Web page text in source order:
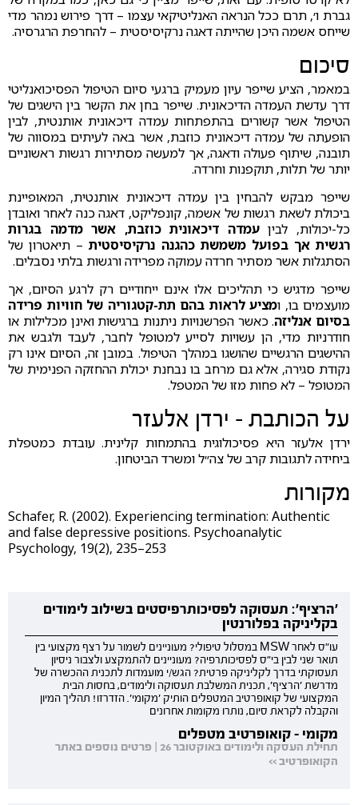
גברת ו׳, תרם ככל הנראה האנליטיקאי עצמו – דרך פירוש נמהר מדי
שייחס אשמה היכן שהייתה דאגה נרקיסיסטית – להחרפת הרגרסיה.
סיכום
במאמר, הציע שייפר עיון מעמיק ברגעי סיום הטיפול הפסיכואנליטי
דרך עדשת העמדה הדיכאונית. שייפר בחן את הקשר בין הישגים של
הטיפול אשר קשורים בהתפתחות עמדה דיכאונית אותנטית, לבין
הופעתה של עמדה דיכאונית כוזבת, אשר באה לעיתים במסווה של
תובנה, שיתוף פעולה ודאגה, אך למעשה מסתירות רגשות ראשוניים
יותר של תלות, תוקפנות וחרדה.
שייפר מבקש להבחין בין עמדה דיכאונית אותנטית, המאופיינת
ביכולת לשאת רגשות של אשמה, קונפליקט, דאגה כנה לאחר ואובדן
כל-יכולות, לביןעמדה דיכאונית כוזבת, אשר מדמה בגרות
רגשית אך בפועל משמשת כהגנה נרקיסיסטית– תיאטרון של
הסתגלות אשר מסתיר חרדה עמוקה מפרידה ורגשות בלתי נסבלים.
שייפר מדגיש כי תהליכים אלו אינם ייחודיים רק לרגע הסיום, אך
מועצמים בו, ומציע לראות בהם תת-קטגוריה של חוויות פרידה
בסיום אנליזה. כאשר הפרשנויות ניתנות ברגישות ואינן מכלילות או
חודרניות מדי, הן עשויות לסייע למטופל לחבר, לעבד ולגבש את
ההישגים הרגשיים שהושגו במהלך הטיפול. במובן זה, הסיום אינו רק
נקודת סגירה, אלא גם מרחב בו נבחנת יכולת ההחזקה הפנימית של
המטופל – לא פחות מזו של המטפל.
על הכותבת - ירדן אלעזר
ירדן אלעזר היא פסיכולוגית בהתמחות קלינית. עובדת כמטפלת
ביחידה לתגובות קרב של צה״ל ומשרד הביטחון.
מקורות
Schafer, R. (2002). Experiencing termination: Authentic
and false depressive positions. Psychoanalytic
Psychology, 19(2), 235–253
'הרציף': תעסוקה לפסיכותרפיסטים בשילוב לימודים
בקליניקה בפלורנטין
עו"ס לאחר MSW במסלול טיפולי? מעוניינים לשמור על רצף מקצועי בין
תואר שני לבין בי"ס לפסיכותרפיה? מעוניינים להתמקצע ולצבור ניסיון
תעסוקתי בדרך לקליניקה פרטית? הגש/י מועמדות לתכנית ההכשרה של
מדרשת 'הרציף', תכנית המשלבת תעסוקה ולימודים, בחסות הבית
המקצועי של קואופרטיב המטפלים הותיק 'מקומי'. הזדרזו! תהליך המיון
והקבלה לקראת סיום, נותרו מקומות אחרונים
מקומי - קואופרטיב מטפלים
תחילת העסקה ולימודים באוקטובר 26 | פרטים נוספים באתר
הקואופרטיב >>